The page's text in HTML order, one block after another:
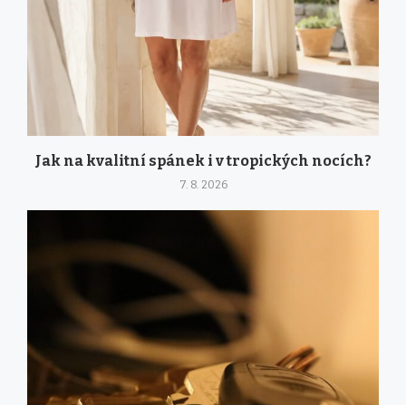
Jak na kvalitní spánek i v tropických nocích?
7. 8. 2026